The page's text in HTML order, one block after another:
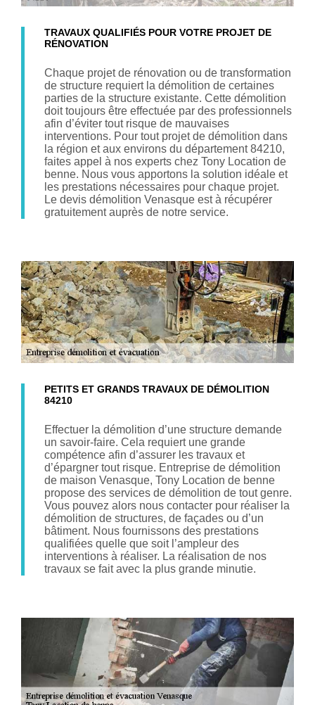
TRAVAUX QUALIFIÉS POUR VOTRE PROJET DE
RÉNOVATION
Chaque projet de rénovation ou de transformation
de structure requiert la démolition de certaines
parties de la structure existante. Cette démolition
doit toujours être effectuée par des professionnels
afin d’éviter tout risque de mauvaises
interventions. Pour tout projet de démolition dans
la région et aux environs du département 84210,
faites appel à nos experts chez Tony Location de
benne. Nous vous apportons la solution idéale et
les prestations nécessaires pour chaque projet.
Le devis démolition Venasque est à récupérer
gratuitement auprès de notre service.
PETITS ET GRANDS TRAVAUX DE DÉMOLITION
84210
Effectuer la démolition d’une structure demande
un savoir-faire. Cela requiert une grande
compétence afin d’assurer les travaux et
d’épargner tout risque. Entreprise de démolition
de maison Venasque, Tony Location de benne
propose des services de démolition de tout genre.
Vous pouvez alors nous contacter pour réaliser la
démolition de structures, de façades ou d’un
bâtiment. Nous fournissons des prestations
qualifiées quelle que soit l’ampleur des
interventions à réaliser. La réalisation de nos
travaux se fait avec la plus grande minutie.